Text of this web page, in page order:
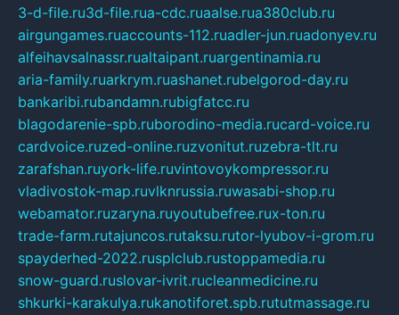
3-d-file.ru3d-file.rua-cdc.ruaalse.rua380club.ru
airgungames.ruaccounts-112.ruadler-jun.ruadonyev.ru
alfeihavsalnassr.rualtaipant.ruargentinamia.ru
aria-family.ruarkrym.ruashanet.rubelgorod-day.ru
bankaribi.rubandamn.rubigfatcc.ru
blagodarenie-spb.ruborodino-media.rucard-voice.ru
cardvoice.ruzed-online.ruzvonitut.ruzebra-tlt.ru
zarafshan.ruyork-life.ruvintovoykompressor.ru
vladivostok-map.ruvlknrussia.ruwasabi-shop.ru
webamator.ruzaryna.ruyoutubefree.rux-ton.ru
trade-farm.rutajuncos.rutaksu.rutor-lyubov-i-grom.ru
spayderhed-2022.rusplclub.rustoppamedia.ru
snow-guard.ruslovar-ivrit.rucleanmedicine.ru
shkurki-karakulya.rukanotiforet.spb.rututmassage.ru